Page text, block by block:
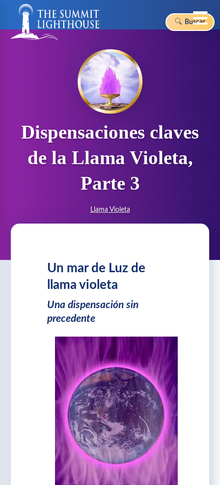
Buscar
Dispensaciones claves
de la Llama Violeta,
Parte 3
Llama Violeta
Un mar de Luz de
llama violeta
Una dispensación sin
precedente